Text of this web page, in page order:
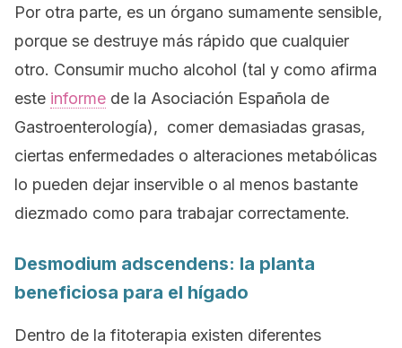
Por otra parte, es un órgano sumamente sensible,
porque se destruye más rápido que cualquier
otro. Consumir mucho alcohol (tal y como afirma
este informe de la Asociación Española de
Gastroenterología), comer demasiadas grasas,
ciertas enfermedades o alteraciones metabólicas
lo pueden dejar inservible o al menos bastante
diezmado como para trabajar correctamente.
Desmodium adscendens: la planta
beneficiosa para el hígado
Dentro de la fitoterapia existen diferentes